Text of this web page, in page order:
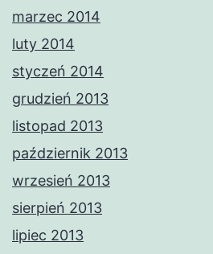
marzec 2014
luty 2014
styczeń 2014
grudzień 2013
listopad 2013
październik 2013
wrzesień 2013
sierpień 2013
lipiec 2013